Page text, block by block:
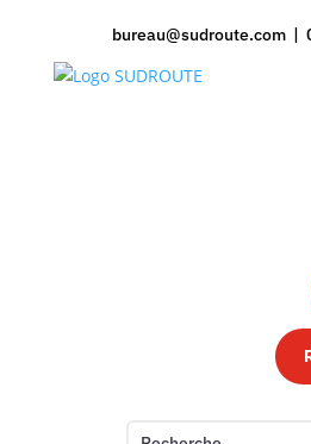
bureau@sudroute.com |